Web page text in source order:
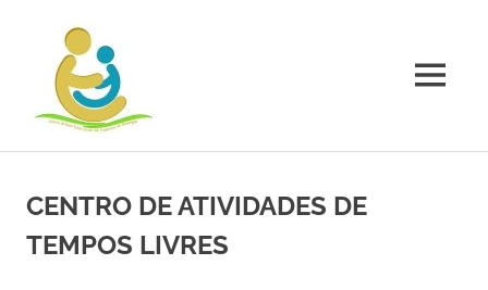
content
de
Tamengos
Bem
Estar
Social
MENU
CENTRO DE ATIVIDADES DE
TEMPOS LIVRES